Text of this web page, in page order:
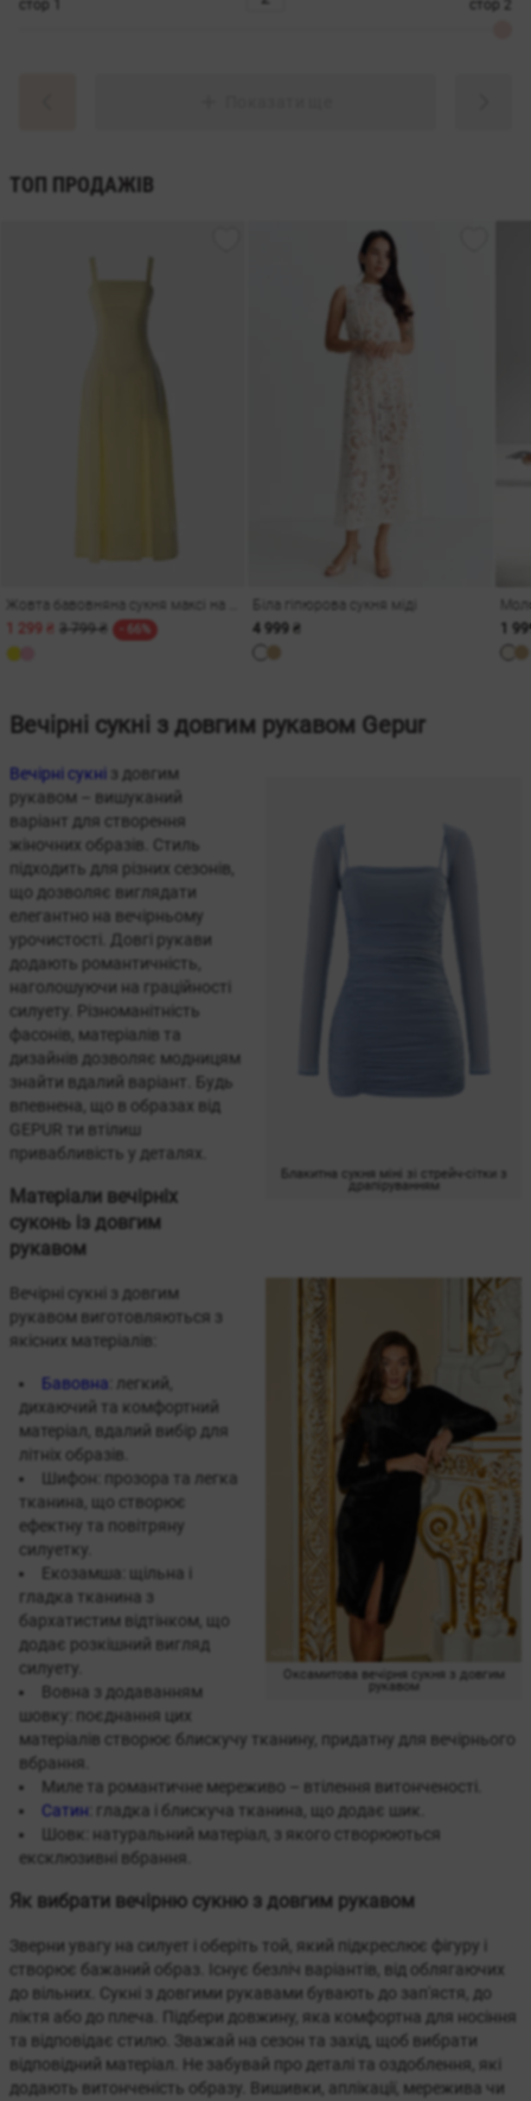
ТОП ПРОДАЖІВ
3 799 ₴ - 66%
Біла гіпюрова сукня міді
4 999 ₴
1
Вечірні сукні з довгим рукавом Gepur
Блакитна сукня міні зі стрейч-сітки з
драпіруванням
Вечірні сукні з довгим
рукавом – вишуканий
варіант для створення
жіночних образів. Стиль
підходить для різних сезонів,
що дозволяє виглядати
елегантно на вечірньому
урочистості. Довгі рукави
додають романтичність,
наголошуючи на граційності
силуету. Різноманітність
фасонів, матеріалів та
дизайнів дозволяє модницям
знайти вдалий варіант. Будь
впевнена, що в образах від
GEPUR ти втілиш
привабливість у деталях.
Матеріали вечірніх
суконь із довгим
рукавом
Оксамитова вечірня сукня з довгим
рукавом
Вечірні сукні з довгим
рукавом виготовляються з
якісних матеріалів:
Бавовна : легкий,
дихаючий та комфортний
матеріал, вдалий вибір для
літніх образів.
Шифон: прозора та легка
тканина, що створює
ефектну та повітряну
силуетку.
Екозамша: щільна і
гладка тканина з
бархатистим відтінком, що
додає розкішний вигляд
силуету.
Вовна з додаванням
шовку: поєднання цих
матеріалів створює блискучу тканину, придатну для вечірнього
вбрання.
Миле та романтичне мереживо – втілення витонченості.
Сатин : гладка і блискуча тканина, що додає шик.
Шовк: натуральний матеріал, з якого створюються
ексклюзивні вбрання.
Як вибрати вечірню сукню з довгим рукавом
Зверни увагу на силует і оберіть той, який підкреслює фігуру і
створює бажаний образ. Існує безліч варіантів, від облягаючих
до вільних. Сукні з довгими рукавами бувають до зап'ястя, до
ліктя або до плеча. Підбери довжину, яка комфортна для носіння
та відповідає стилю. Зважай на сезон та захід, щоб вибрати
відповідний матеріал. Не забувай про деталі та оздоблення, які
додають витонченість образу. Вишивки, аплікації, мережива чи